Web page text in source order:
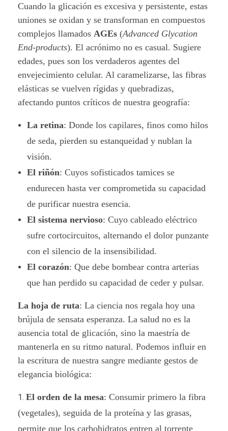
Cuando la glicación es excesiva y persistente, estas
uniones se oxidan y se transforman en compuestos
complejos llamados AGEs (Advanced Glycation
End-products). El acrónimo no es casual. Sugiere
edades, pues son los verdaderos agentes del
envejecimiento celular. Al caramelizarse, las fibras
elásticas se vuelven rígidas y quebradizas,
afectando puntos críticos de nuestra geografía:
La retina: Donde los capilares, finos como hilos
de seda, pierden su estanqueidad y nublan la
visión.
El riñón: Cuyos sofisticados tamices se
endurecen hasta ver comprometida su capacidad
de purificar nuestra esencia.
El sistema nervioso: Cuyo cableado eléctrico
sufre cortocircuitos, alternando el dolor punzante
con el silencio de la insensibilidad.
El corazón: Que debe bombear contra arterias
que han perdido su capacidad de ceder y pulsar.
La hoja de ruta: La ciencia nos regala hoy una
brújula de sensata esperanza. La salud no es la
ausencia total de glicación, sino la maestría de
mantenerla en su ritmo natural. Podemos influir en
la escritura de nuestra sangre mediante gestos de
elegancia biológica:
El orden de la mesa: Consumir primero la fibra
(vegetales), seguida de la proteína y las grasas,
permite que los carbohidratos entren al torrente